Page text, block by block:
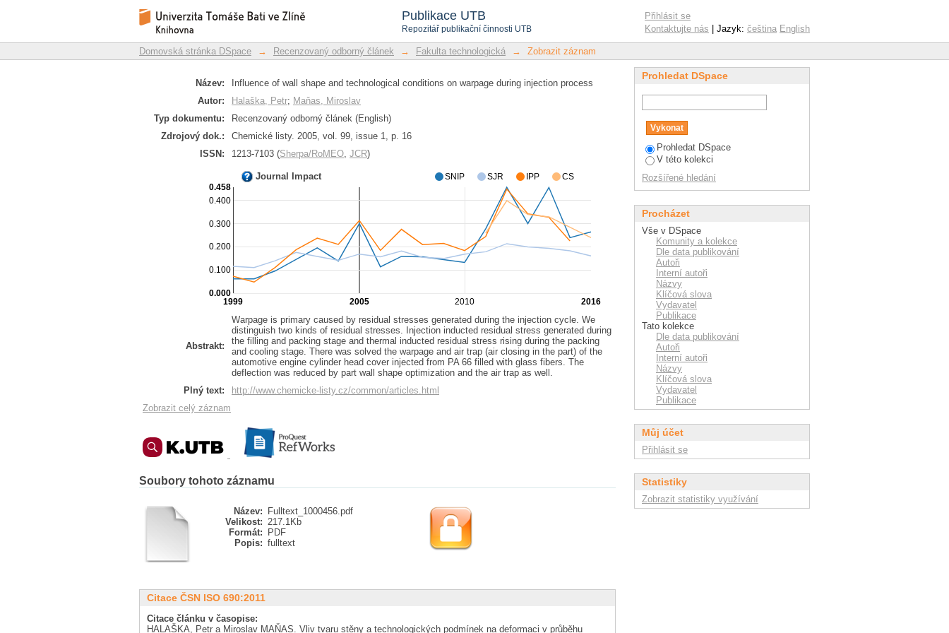
Publikace UTB
Repozitář publikační činnosti UTB
Vliv tvaru stěny a technologických podmínek na deformaci v průběhu
vstřikovacího procesu
Repozitář DSpace/Manakin
Přihlásit se
Kontaktujte nás | Jazyk: čeština English
Domovská stránka DSpace → Recenzovaný odborný článek → Fakulta technologická → Zobrazit záznam
Název:
Influence of wall shape and technological conditions on warpage during injection process
Autor:
Halaška, Petr; Maňas, Miroslav
Typ dokumentu:
Recenzovaný odborný článek (English)
Zdrojový dok.:
Chemické listy. 2005, vol. 99, issue 1, p. 16
ISSN:
1213-7103 (Sherpa/RoMEO, JCR)
Journal Impact
2005 2010
1999 2016
0.100
0.200
0.300
0.400
0.000
0.458
SNIP SJR IPP CS
Abstrakt:
Warpage is primary caused by residual stresses generated during the injection cycle. We
distinguish two kinds of residual stresses. Injection inducted residual stress generated during
the filling and packing stage and thermal inducted residual stress rising during the packing
and cooling stage. There was solved the warpage and air trap (air closing in the part) of the
automotive engine cylinder head cover injected from PA 66 filled with glass fibers. The
deflection was reduced by part wall shape optimization and the air trap as well.
Plný text:
http://www.chemicke-listy.cz/common/articles.html
Zobrazit celý záznam
Soubory tohoto záznamu
Název:
Fulltext_1000456.pdf
Velikost: 217.1Kb
Formát:
PDF
Popis: fulltext
Citace ČSN ISO 690:2011
Citace článku v časopise:
HALAŠKA, Petr a Miroslav MAŇAS. Vliv tvaru stěny a technologických podmínek na deformaci v průběhu
Prohledat DSpace
Prohledat DSpace
V této kolekci
Rozšířené hledání
Procházet
Vše v DSpace
Komunity a kolekce
Dle data publikování
Autoři
Interní autoři
Názvy
Klíčová slova
Vydavatel
Publikace
Tato kolekce
Dle data publikování
Autoři
Interní autoři
Názvy
Klíčová slova
Vydavatel
Publikace
Můj účet
Přihlásit se
Statistiky
Zobrazit statistiky využívání